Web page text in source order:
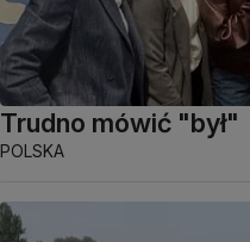
Trudno mówić "był"
POLSKA